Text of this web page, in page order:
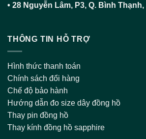
• 28 Nguyễn Lâm, P3, Q. Bình Thạnh,
THÔNG TIN HỖ TRỢ
Hình thức thanh toán
Chính sách đổi hàng
Chế độ bảo hành
Hướng dẫn đo size dây đồng hồ
Thay pin đồng hồ
Thay kính đồng hồ sapphire